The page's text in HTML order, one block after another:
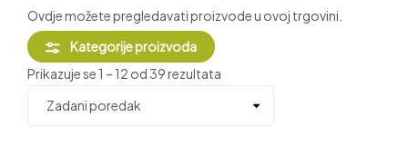
Ovdje možete pregledavati proizvode u ovoj trgovini.
Kategorije proizvoda
Prikazuje se 1 – 12 od 39 rezultata